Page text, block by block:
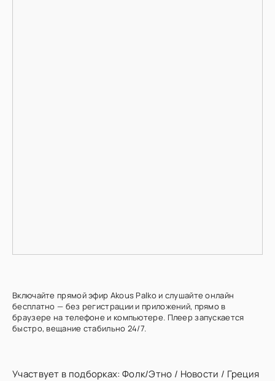
Включайте прямой эфир Akous Palko и слушайте онлайн
бесплатно — без регистрации и приложений, прямо в
браузере на телефоне и компьютере. Плеер запускается
быстро, вещание стабильно 24/7.
Участвует в подборках: Фолк/Этно / Новости / Греция